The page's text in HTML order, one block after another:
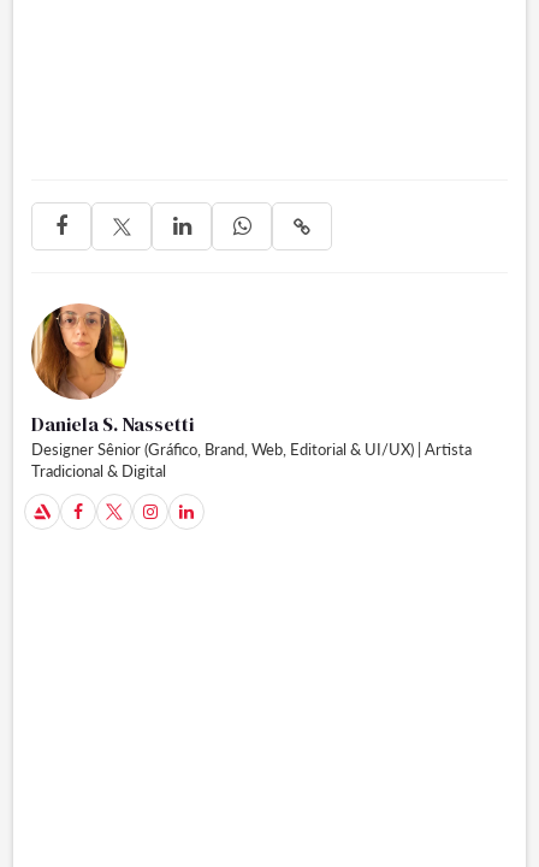
   
Daniela S. Nassetti
Designer Sênior (Gráfico, Brand, Web, Editorial & UI/UX) | Artista
Tradicional & Digital
A   